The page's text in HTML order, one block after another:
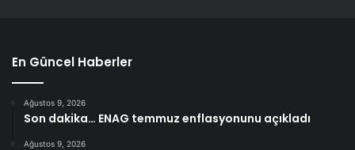
En Güncel Haberler
Ağustos 9, 2026
Son dakika… ENAG temmuz enflasyonunu açıkladı
Ağustos 9, 2026